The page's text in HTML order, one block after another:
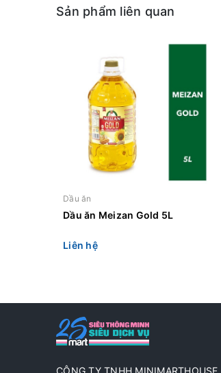
Sản phẩm liên quan
Dầu ăn
Dầu ăn Meizan Gold 5L
Liên hệ
CÔNG TY TNHH MINIMARTHOUSE